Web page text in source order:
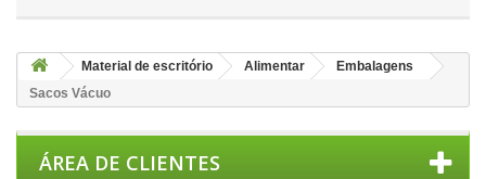
Material de escritório Alimentar
Embalagens
Sacos Vácuo
ÁREA DE CLIENTES